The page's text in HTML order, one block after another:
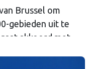
Brussel om
gebieden uit te
akkoord met